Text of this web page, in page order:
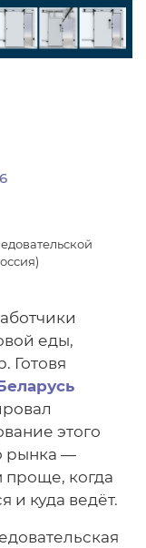
еды,
Готовя
этого
рынка —
проще, когда
и куда ведёт.